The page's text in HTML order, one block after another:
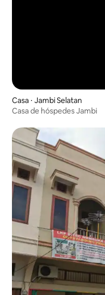
Casa ⋅ Jambi Selatan
Casa de hóspedes Jambi